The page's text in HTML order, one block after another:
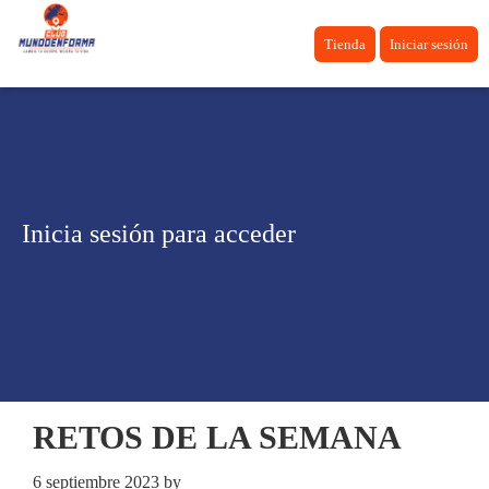
Tienda Iniciar sesión
Inicia sesión para acceder
RETOS DE LA SEMANA
6 septiembre 2023 by